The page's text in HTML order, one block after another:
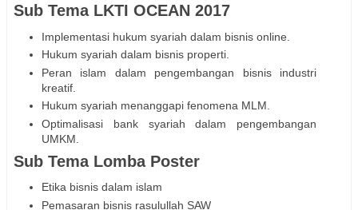
Sub Tema LKTI OCEAN 2017
Implementasi hukum syariah dalam bisnis online.
Hukum syariah dalam bisnis properti.
Peran islam dalam pengembangan bisnis industri
kreatif.
Hukum syariah menanggapi fenomena MLM.
Optimalisasi bank syariah dalam pengembangan
UMKM.
Sub Tema Lomba Poster
Etika bisnis dalam islam
Pemasaran bisnis rasulullah SAW